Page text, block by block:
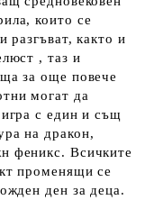
които се
разгъват, както и
, таз и
за още повече
могат да
с един и същ
на дракон,
феникс. Всичките
променящи се
ден за деца.